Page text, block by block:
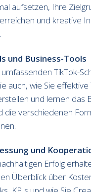
aufsetzen, Ihre
und kreative
und Business-Tools
TikTok-
auch, wie Sie effektive
und lernen das
die verschiedenen
und Koope
Erfolg
Überblick über